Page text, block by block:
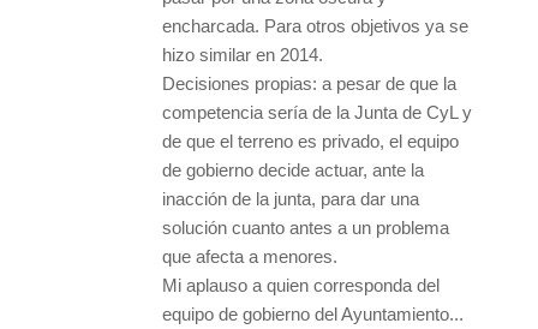
encharcada. Para otros objetivos ya se
hizo similar en 2014.
Decisiones propias: a pesar de que la
competencia sería de la Junta de CyL y
de que el terreno es privado, el equipo
de gobierno decide actuar, ante la
inacción de la junta, para dar una
solución cuanto antes a un problema
que afecta a menores.
Mi aplauso a quien corresponda del
equipo de gobierno del Ayuntamiento...